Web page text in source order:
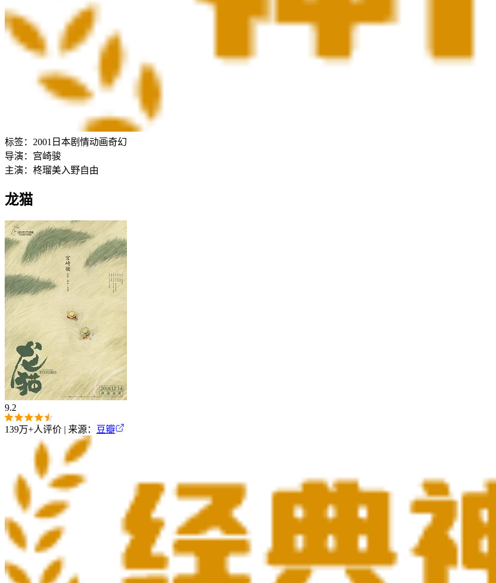
标签： 2001 日本剧情动画奇幻
导演： 宫崎骏
主演： 柊瑠美入野自由
龙猫
9.2
139万+人评价 | 来源： 豆瓣